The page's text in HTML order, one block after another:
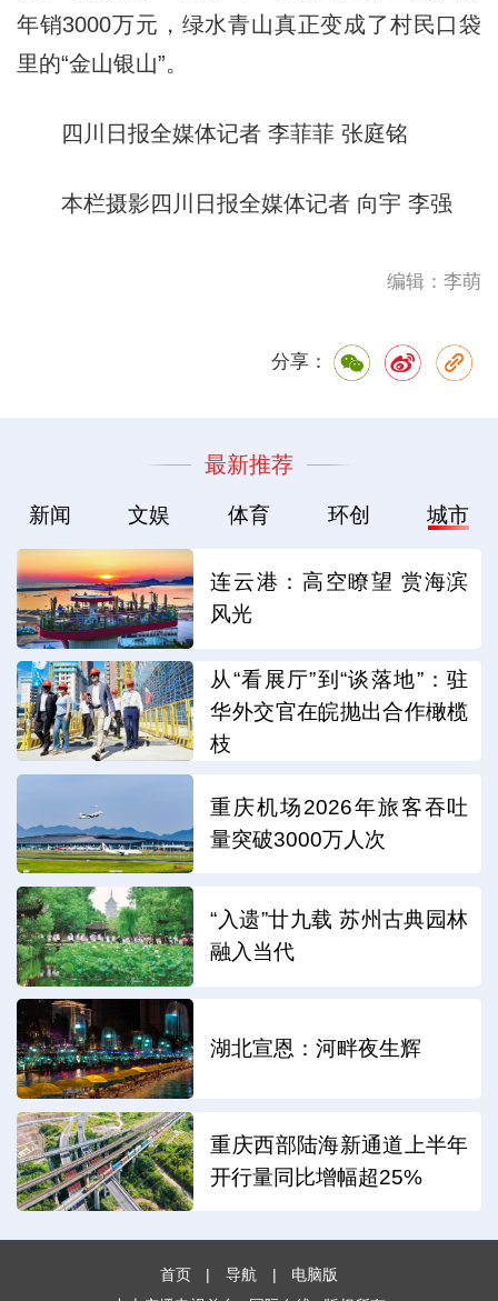
年销3000万元，绿水青山真正变成了村民口袋
里的“金山银山”。
四川日报全媒体记者 李菲菲 张庭铭
本栏摄影四川日报全媒体记者 向宇 李强
编辑：李萌
分享：
最新推荐
新闻 文娱 体育 环创 城市
连云港：高空瞭望 赏海滨
风光
从“看展厅”到“谈落地”：驻
华外交官在皖抛出合作橄榄
枝
重庆机场2026年旅客吞吐
量突破3000万人次
“入遗”廿九载 苏州古典园林
融入当代
湖北宣恩：河畔夜生辉
重庆西部陆海新通道上半年
开行量同比增幅超25%
首页 | 导航 |
电脑版